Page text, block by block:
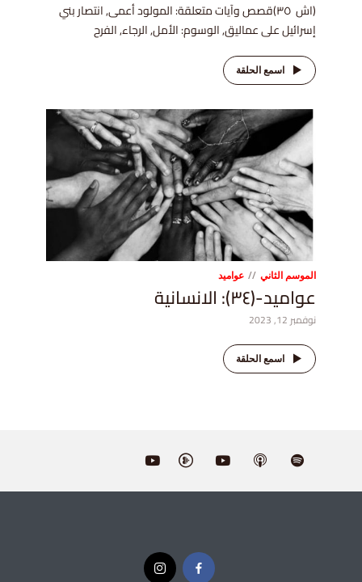
(اش ٣٥)قصص وآيات متعلقة: المولود أعمى, انتصار بني
إسرائيل على عماليق, الوسوم: الأمل, الرجاء, الفرح
اسمع الحلقة
الموسم الثاني عواميد
عواميد-(٣٤): الانسانية
نوفمبر 12, 2023
اسمع الحلقة